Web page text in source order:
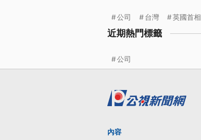
公司 台灣 英國首相
近期熱門標籤
公司
內容